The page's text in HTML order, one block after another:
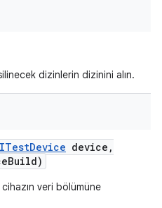
dizinlerin dizinini alın.
ITestDevice device ,
Build)
veri bölümüne